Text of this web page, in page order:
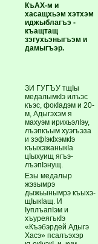
КъАХ-м и
хасащхьэм хэтхэм
иджыблагъэ ­
къащтащ
зэгухьэныгъэм и
дамыгъэр.
ЗИ ГУГЪУ тщIы
медалымкIэ илъэс
къэс, фокIадэм и 20-
м, Адыгэхэм я
махуэм ирихьэлIэу,
лъэпкъым хуэгъэза
и зэфIэкIхэмкIэ
къыхэжаныкIа
цIыхуищ ягъэ­
лъэпIэнущ.
Езы медалыр
жэзым­рэ
дыжьынымрэ къыхэ­
щIы­кIащ. И
IуплъапIэм и
хъуреягъкIэ
«Къэбэрдей Адыгэ
Хасэ» псалъэхэр